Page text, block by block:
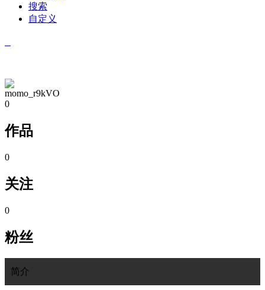
搜索
自定义
momo_r9kVO
0
作品
0
关注
0
粉丝
简介